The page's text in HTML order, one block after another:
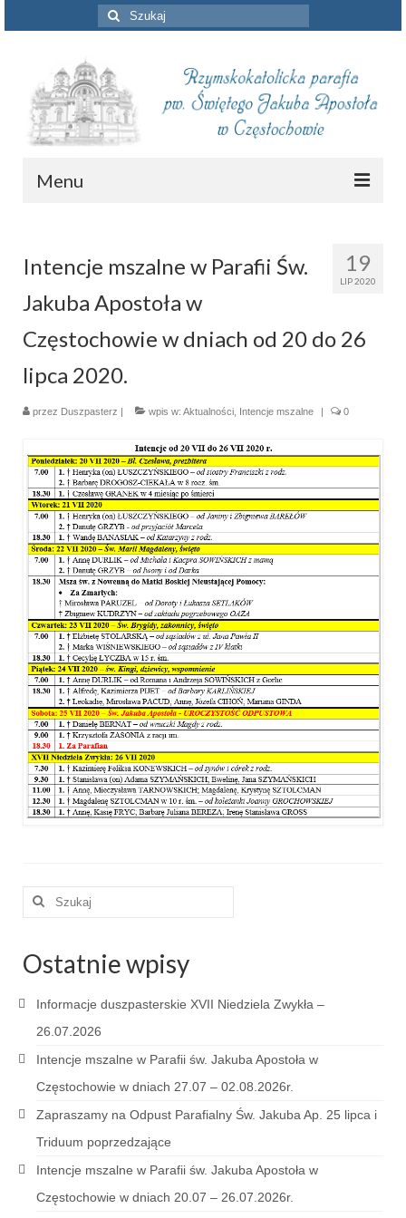
Szuklaj
w:
Menu
Intencje mszalne
Informacje duszpasterskie
Piszą o nas
Remont kościoła
Parafia
Historia
Duszpasterze
Nasz patron
Kościół Rektoracki
Vademecum
Wspólnoty parafialne
Katecheza parafialna
Niezbędnik Katolika
Kaplica Adoracji
Pracownicy
Nabożeństwa różne
Sakramenty
Sakrament chrztu
Sakrament bierzmowania
Sakrament pojednania
Sakrament kapłaństwa
19
LIP 2020
Intencje mszalne w Parafii Św.
Jakuba Apostoła w
Częstochowie w dniach od 20 do 26
lipca 2020.
przez Duszpasterz wpis w: Aktualności Intencje mszalne 0
Szuklaj
Ostatnie wpisy
Informacje duszpasterskie XVII Niedziela Zwykła –
26.07.2026
Intencje mszalne w Parafii św. Jakuba Apostoła w
Częstochowie w dniach 27.07 – 02.08.2026r.
Zapraszamy na Odpust Parafialny Św. Jakuba Ap. 25 lipca i
Triduum poprzedzające
Intencje mszalne w Parafii św. Jakuba Apostoła w
Częstochowie w dniach 20.07 – 26.07.2026r.